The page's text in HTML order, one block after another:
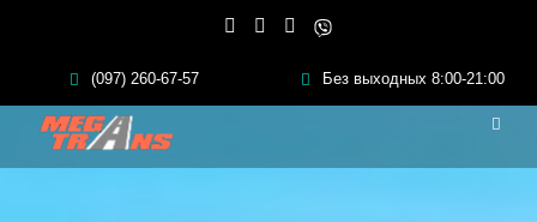
(097) 260-67-57 Без выходных 8:00-21:00